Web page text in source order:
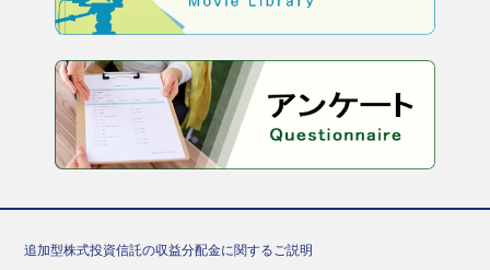
追加型株式投資信託の収益分配金に関するご説明